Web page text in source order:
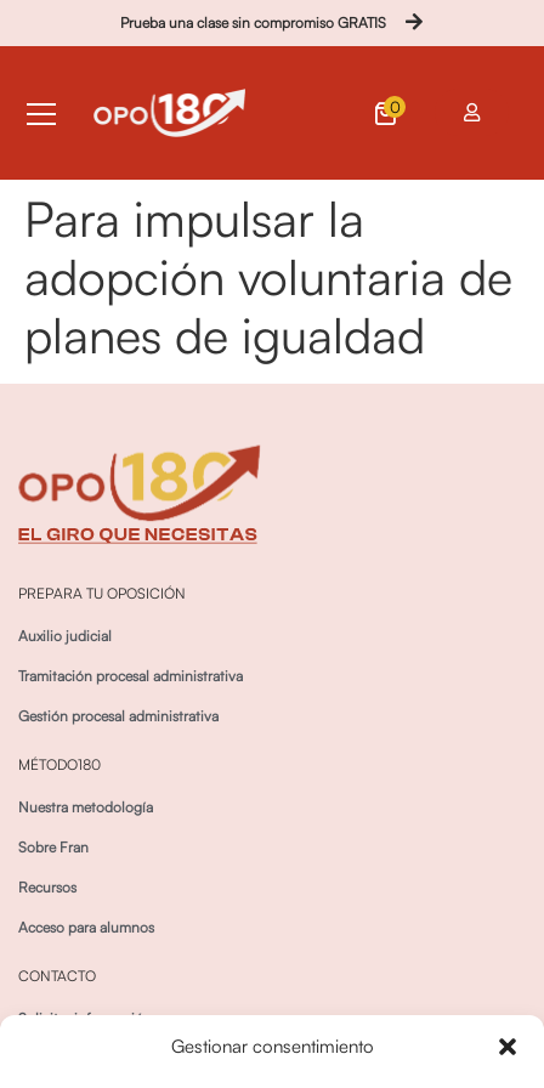
Gestionar consentimiento
Prueba una clase sin compromiso GRATIS
0
Para impulsar la
adopción voluntaria de
planes de igualdad
PREPARA TU OPOSICIÓN
Auxilio judicial
Tramitación procesal administrativa
Gestión procesal administrativa
MÉTODO180
Nuestra metodología
Sobre Fran
Recursos
Acceso para alumnos
CONTACTO
Solicitar información